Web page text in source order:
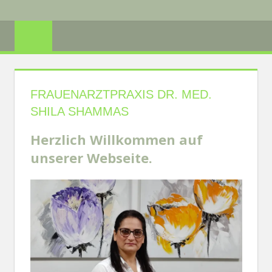
PRAXIS
DR
FRAUENARZTPRAXIS DR. MED.
SHILA SHAMMAS
Herzlich Willkommen auf
unserer Webseite.